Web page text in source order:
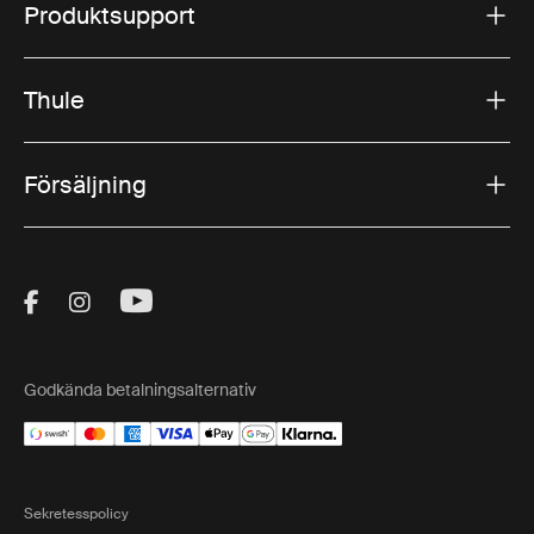
Produktsupport
Thule
Försäljning
Visit Thule on Facebook (external link)
Visit Thule on Instagram (external link)
Visit Thule on Youtube (external
Godkända betalningsalternativ
Sekretesspolicy